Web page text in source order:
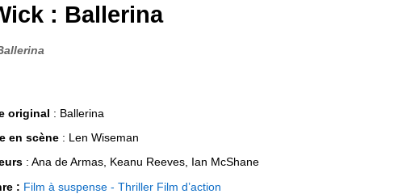
: Ballerina
original : Ballerina
en scène : Len Wiseman
: Ana de Armas, Keanu Reeves, Ian McShane
: Film à suspense - Thriller Film d’action